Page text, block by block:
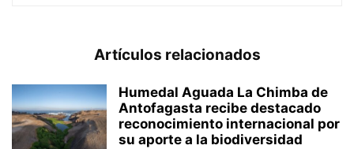
Artículos relacionados
Humedal Aguada La Chimba de
Antofagasta recibe destacado
reconocimiento internacional por
su aporte a la biodiversidad